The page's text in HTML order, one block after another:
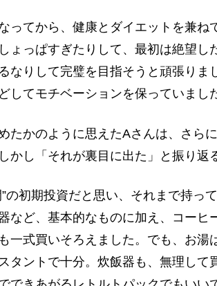
ってから、健康とダイエットを兼
ょっぱすぎたりして、最初は絶望し
なりして完璧を目指そうと頑張りま
してモチベーションを保っていまし
たかのように思えたAさんは、さら
かし「それが裏目に出た」と振り返
”の初期投資だと思い、それまで持っ
など、基本的なものに加え、コーヒ
一式買いそろえました。でも、お湯
タントで十分。炊飯器も、無理して